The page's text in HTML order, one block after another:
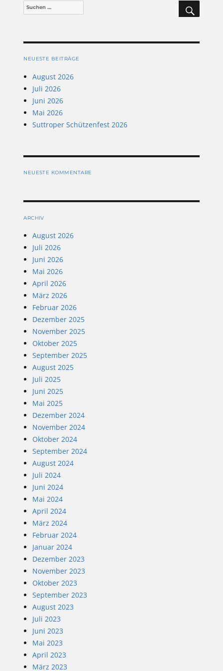
Suchen
nach:
SUCHEN
NEUESTE BEITRÄGE
August 2026
Juli 2026
Juni 2026
Mai 2026
Suttroper Schützenfest 2026
NEUESTE KOMMENTARE
ARCHIV
August 2026
Juli 2026
Juni 2026
Mai 2026
April 2026
März 2026
Februar 2026
Dezember 2025
November 2025
Oktober 2025
September 2025
August 2025
Juli 2025
Juni 2025
Mai 2025
Dezember 2024
November 2024
Oktober 2024
September 2024
August 2024
Juli 2024
Juni 2024
Mai 2024
April 2024
März 2024
Februar 2024
Januar 2024
Dezember 2023
November 2023
Oktober 2023
September 2023
August 2023
Juli 2023
Juni 2023
Mai 2023
April 2023
März 2023